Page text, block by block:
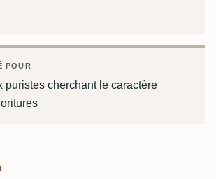
POUR
puristes cherchant le caractère